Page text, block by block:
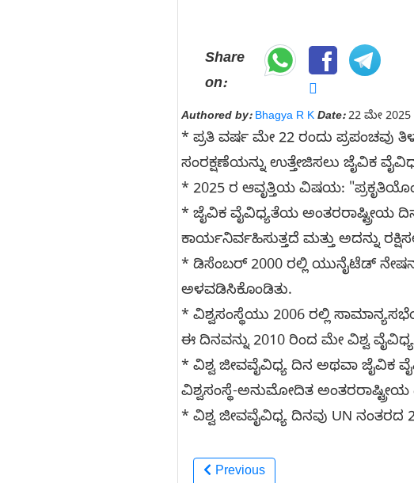
Share
on:
Authored by: Bhagya R K Date:22 ಮೇ 2025
* ಪ್ರತಿ ವರ್ಷ ಮೇ 22 ರಂದು
ಸಂರಕ್ಷಣೆಯನ್ನು ಉತ್ತೇಜಿಸಲು ಜೈವಿಕ
* 2025 ರ ಆವೃತ್ತಿಯ ವಿಷಯ:
* ಜೈವಿಕ ವೈವಿಧ್ಯತೆಯ ಅಂತರರಾಷ್ಟ್ರೀಯ
ಕಾರ್ಯನಿರ್ವಹಿಸುತ್ತದೆ ಮತ್ತು ಅದನ್ನು
* ಡಿಸೆಂಬರ್ 2000 ರಲ್ಲಿ ಯುನೈಟೆಡ್
ಅಳವಡಿಸಿಕೊಂಡಿತು.
* ವಿಶ್ವಸಂಸ್ಥೆಯು 2006 ರಲ್ಲಿ
ಈ ದಿನವನ್ನು 2010 ರಿಂದ ಮೇ ವಿಶ್ವ
* ವಿಶ್ವ ಜೀವವೈವಿಧ್ಯ ದಿನ ಅಥವಾ ಜೈವಿಕ
ವಿಶ್ವಸಂಸ್ಥೆ-ಅನುಮೋದಿತ
* ವಿಶ್ವ ಜೀವವೈವಿಧ್ಯ ದಿನವು UN ನಂತರದ
Previous